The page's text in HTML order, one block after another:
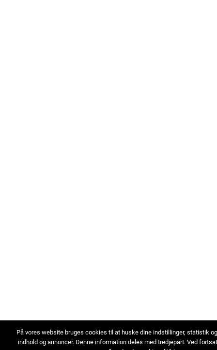
På vores website bruges cookies til at huske dine indstillinger, statistik
indhold og annoncer. Denne information deles med tredjepart. Ved